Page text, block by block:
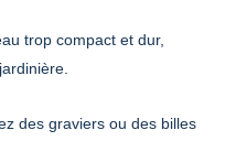
trop compact et dur,
des graviers ou des billes